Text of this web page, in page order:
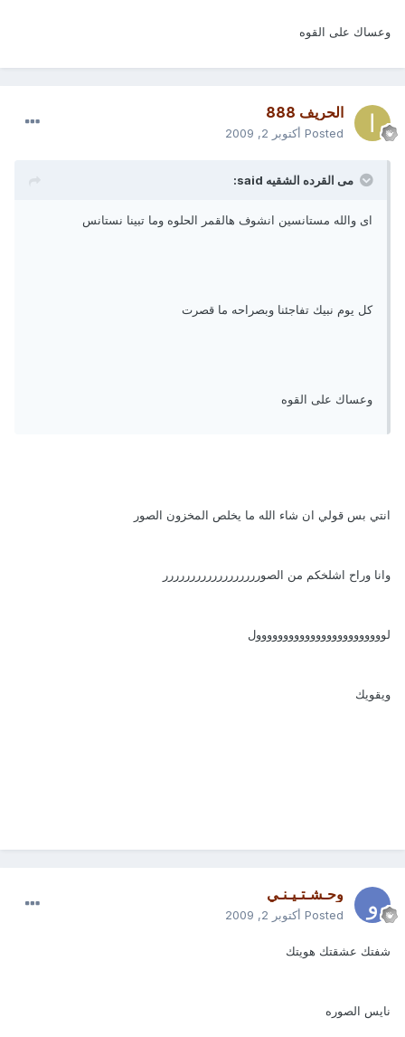
وعساك على القوه
الحريف 888
Posted أكتوبر 2, 2009
مى القرده الشقيه said:
اى والله مستانسين انشوف هالقمر الحلوه وما تبينا نستانس
كل يوم نبيك تفاجئنا وبصراحه ما قصرت
وعساك على القوه
انتي بس قولي ان شاء الله ما يخلص المخزون الصور
وانا وراح اشلخكم من الصورررررررررررررررررر
لوووووووووووووووووووووووول
ويقويك
وحـشـتـيـنـي
Posted أكتوبر 2, 2009
شفتك عشقتك هويتك
نايس الصوره